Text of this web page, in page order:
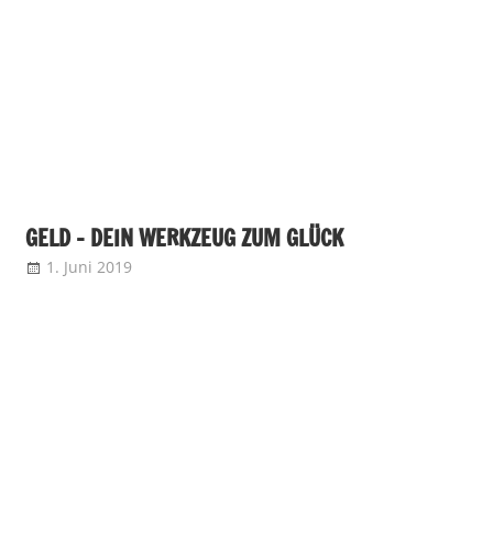
GELD – DEIN WERKZEUG ZUM GLÜCK
1. Juni 2019